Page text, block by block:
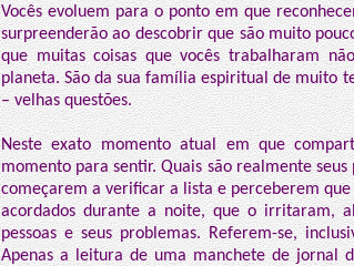
Vocês evoluem para o ponto em que
surpreenderão ao descobrir que são muito
que muitas coisas que vocês trabalharam
planeta. São da sua família espiritual de muito
– velhas questões.
Neste exato momento atual em que
momento para sentir. Quais são realmente
começarem a verificar a lista e perceberem
acordados durante a noite, que o irritaram,
pessoas e seus problemas. Referem-se,
Apenas a leitura de uma manchete de jornal